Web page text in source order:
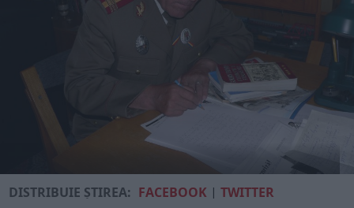
DISTRIBUIE ȘTIREA: FACEBOOK |TWITTER